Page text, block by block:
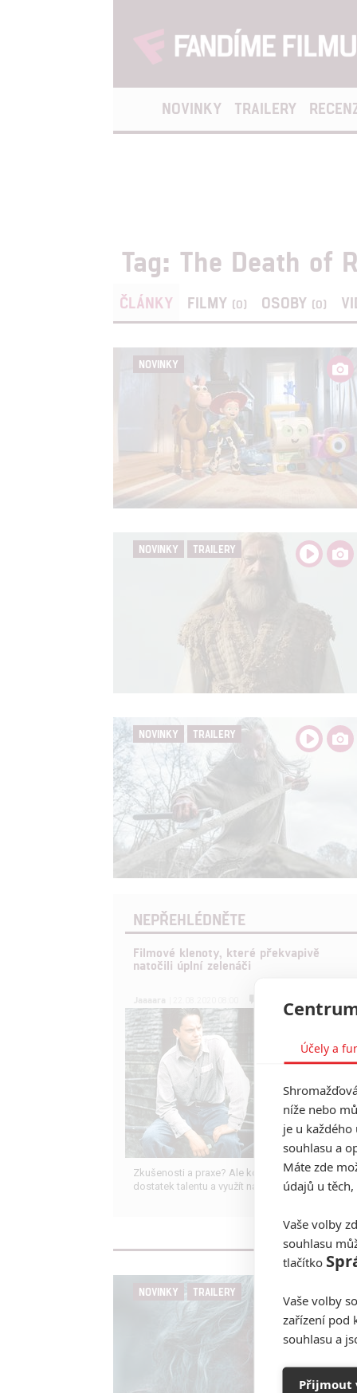
NOVINKY TRAILERY
Tag: The Death of
ČLÁNKY FILMY (0) OSOBY (0)
NOVINKY
NOVINKY TRAILERY
NOVINKY TRAILERY
NEPŘEHLÉDNĚTE
Filmové klenoty, které překvapivě
natočili úplní zelenáči
Zkušenosti a praxe? Ale kdeže... někdy stačí mít
dostatek talentu a využít nabízené příležitosti.
NOVINKY TRAILERY
Účely a
níže nebo
je u
souhlasu a
Máte zde
údajů u
Vaše volby
souhlasu
tlačítko
Vaše volby
zařízení pod
souhlasu a
Přijmout